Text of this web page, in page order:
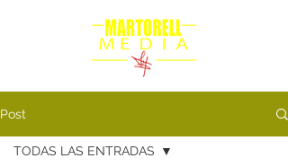
Post
TODAS LAS ENTRADAS